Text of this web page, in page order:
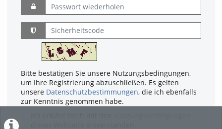
Bitte bestätigen Sie unsere Nutzungsbedingungen,
um Ihre Registrierung abzuschließen. Es gelten
unsere Datenschutzbestimmungen, die ich ebenfalls
zur Kenntnis genommen habe.